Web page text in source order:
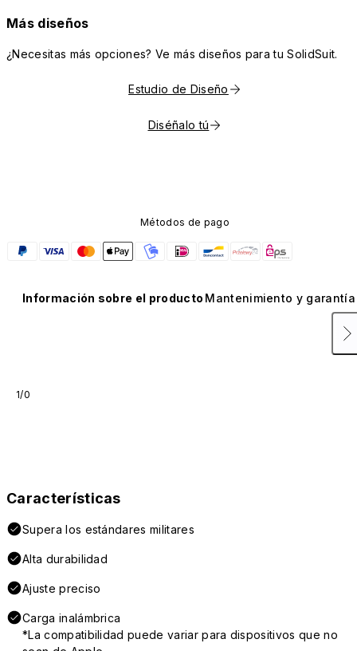
Más diseños
¿Necesitas más opciones? Ve más diseños para tu SolidSuit.
Estudio de Diseño
Diséñalo tú
Métodos de pago
Información sobre el producto Mantenimiento y garantía
1/0
Características
Supera los estándares militares
Alta durabilidad
Ajuste preciso
Carga inalámbrica
*La compatibilidad puede variar para dispositivos que no